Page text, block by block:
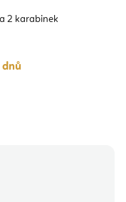
2 karabinek
dnů